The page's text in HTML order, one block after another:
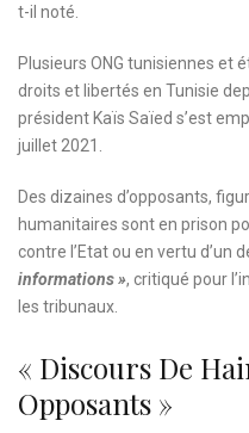
t-il noté.
Plusieurs ONG tunisiennes et
droits et libertés en Tunisie
président Kaïs Saïed s’est
juillet 2021.
Des dizaines d’opposants,
humanitaires sont en prison
contre l’Etat ou en vertu d’un
informations », critiqué pour
les tribunaux.
« Discours De
Opposants »